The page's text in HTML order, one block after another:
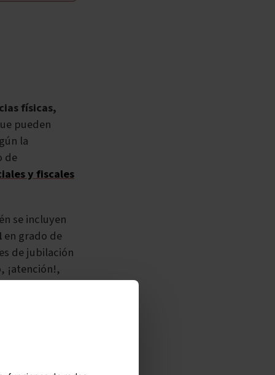
físicas,
pueden
la
de
y fiscales
se incluyen
en grado de
de jubilación
¡atención!,
, entre